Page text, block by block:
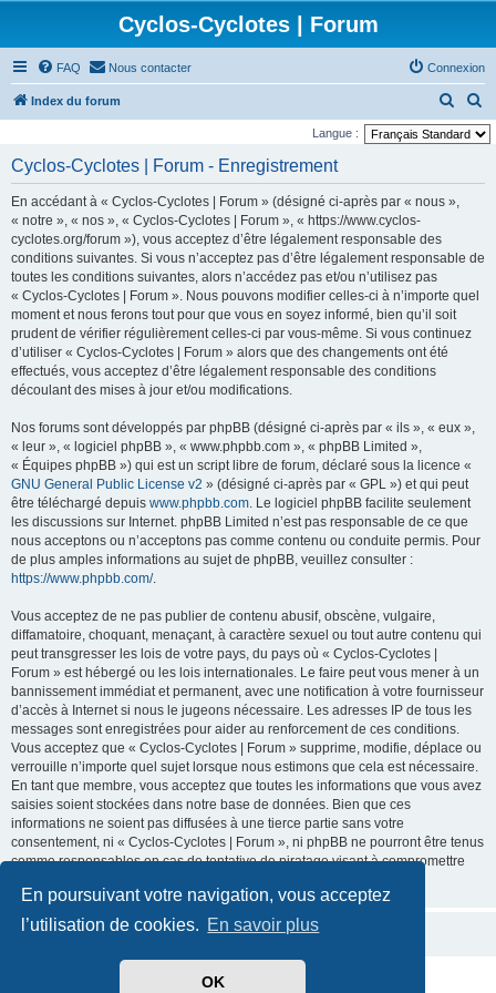
En poursuivant votre navigation, vous acceptez
l’utilisation de cookies. En savoir plus
OK
Cyclos-Cyclotes | Forum
FAQ Nous contacter Connexion
Index du forum
e
e
e
c
r
Langue :
Cyclos-Cyclotes | Forum - Enregistrement
En accédant à « Cyclos-Cyclotes | Forum » (désigné ci-après par « nous »,
« notre », « nos », « Cyclos-Cyclotes | Forum », « https://www.cyclos-
cyclotes.org/forum »), vous acceptez d’être légalement responsable des
conditions suivantes. Si vous n’acceptez pas d’être légalement responsable de
toutes les conditions suivantes, alors n’accédez pas et/ou n’utilisez pas
« Cyclos-Cyclotes | Forum ». Nous pouvons modifier celles-ci à n’importe quel
moment et nous ferons tout pour que vous en soyez informé, bien qu’il soit
prudent de vérifier régulièrement celles-ci par vous-même. Si vous continuez
d’utiliser « Cyclos-Cyclotes | Forum » alors que des changements ont été
effectués, vous acceptez d’être légalement responsable des conditions
découlant des mises à jour et/ou modifications.
Nos forums sont développés par phpBB (désigné ci-après par « ils », « eux »,
« leur », « logiciel phpBB », « www.phpbb.com », « phpBB Limited »,
« Équipes phpBB ») qui est un script libre de forum, déclaré sous la licence «
GNU General Public License v2 » (désigné ci-après par « GPL ») et qui peut
être téléchargé depuis www.phpbb.com. Le logiciel phpBB facilite seulement
les discussions sur Internet. phpBB Limited n’est pas responsable de ce que
nous acceptons ou n’acceptons pas comme contenu ou conduite permis. Pour
de plus amples informations au sujet de phpBB, veuillez consulter :
https://www.phpbb.com/.
Vous acceptez de ne pas publier de contenu abusif, obscène, vulgaire,
diffamatoire, choquant, menaçant, à caractère sexuel ou tout autre contenu qui
peut transgresser les lois de votre pays, du pays où « Cyclos-Cyclotes |
Forum » est hébergé ou les lois internationales. Le faire peut vous mener à un
bannissement immédiat et permanent, avec une notification à votre fournisseur
d’accès à Internet si nous le jugeons nécessaire. Les adresses IP de tous les
messages sont enregistrées pour aider au renforcement de ces conditions.
Vous acceptez que « Cyclos-Cyclotes | Forum » supprime, modifie, déplace ou
verrouille n’importe quel sujet lorsque nous estimons que cela est nécessaire.
En tant que membre, vous acceptez que toutes les informations que vous avez
saisies soient stockées dans notre base de données. Bien que ces
informations ne soient pas diffusées à une tierce partie sans votre
consentement, ni « Cyclos-Cyclotes | Forum », ni phpBB ne pourront être tenus
comme responsables en cas de tentative de piratage visant à compromettre
phpBB ® Forum Software © phpBB Limited